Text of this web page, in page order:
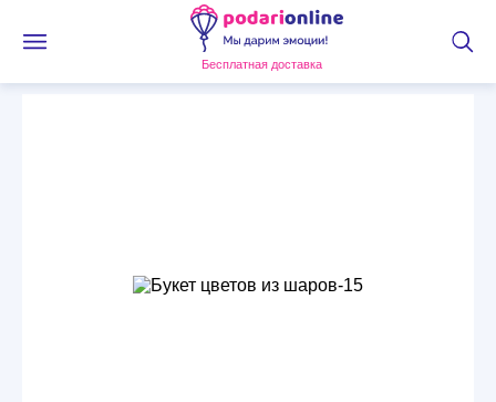
Бесплатная доставка